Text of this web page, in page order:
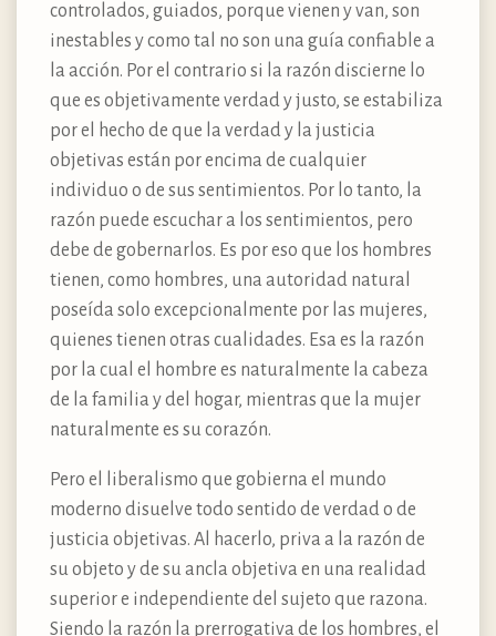
controlados, guiados, porque vienen y van, son
inestables y como tal no son una guía confiable a
la acción. Por el contrario si la razón discierne lo
que es objetivamente verdad y justo, se estabiliza
por el hecho de que la verdad y la justicia
objetivas están por encima de cualquier
individuo o de sus sentimientos. Por lo tanto, la
razón puede escuchar a los sentimientos, pero
debe de gobernarlos. Es por eso que los hombres
tienen, como hombres, una autoridad natural
poseída solo excepcionalmente por las mujeres,
quienes tienen otras cualidades. Esa es la razón
por la cual el hombre es naturalmente la cabeza
de la familia y del hogar, mientras que la mujer
naturalmente es su corazón.
Pero el liberalismo que gobierna el mundo
moderno disuelve todo sentido de verdad o de
justicia objetivas. Al hacerlo, priva a la razón de
su objeto y de su ancla objetiva en una realidad
superior e independiente del sujeto que razona.
Siendo la razón la prerrogativa de los hombres, el